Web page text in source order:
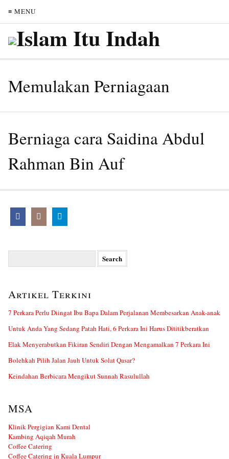
≡ MENU
Memulakan Perniagaan
Berniaga cara Saidina Abdul
Rahman Bin Auf
Artikel Terkini
7 Perkara Perlu Diingat Ibu Bapa Dalam Perjalanan Membesarkan Anak-anak
Untuk Anda Yang Sedang Patah Hati, 6 Perkara Ini Harus Dititikberatkan
Elak Menyerabutkan Fikiran Sendiri Dengan Mengamalkan 7 Perkara Ini
Bolehkah Pilih Jalan Jauh Untuk Solat Qasar?
Keindahan Berbicara Mengikut Sunnah Rasulullah
MSA
Klinik Pergigian Kami Dental
Kambing Aqiqah Murah
Coffee Catering
Coffee Catering in Kuala Lumpur